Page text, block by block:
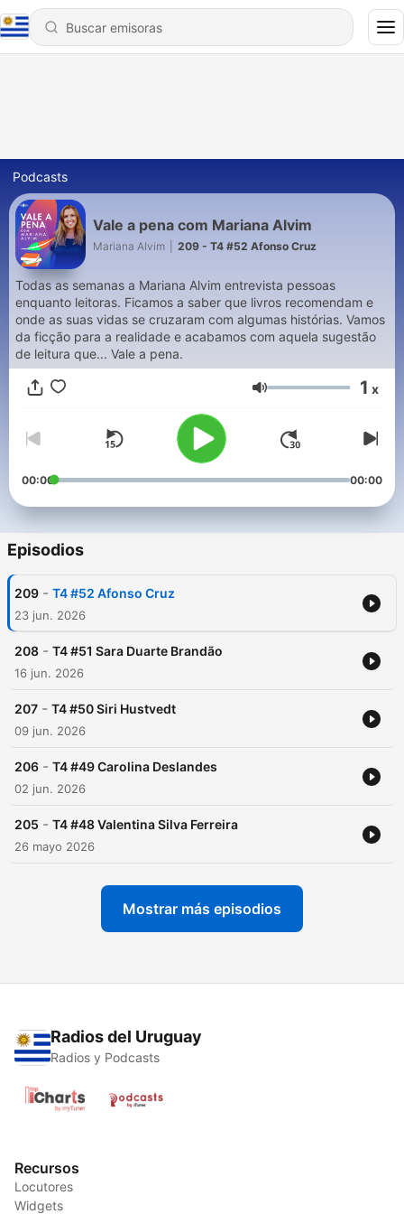
Podcasts
Vale a pena com Mariana Alvim
Mariana Alvim 209 - T4 #52 Afonso Cruz
Todas as semanas a Mariana Alvim entrevista pessoas
enquanto leitoras. Ficamos a saber que livros recomendam e
onde as suas vidas se cruzaram com algumas histórias. Vamos
da ficção para a realidade e acabamos com aquela sugestão
de leitura que... Vale a pena.
Volumen 1 x
00:00 00:00
Episodios
209 - T4 #52 Afonso Cruz
23 jun. 2026
208 - T4 #51 Sara Duarte Brandão
16 jun. 2026
207 - T4 #50 Siri Hustvedt
09 jun. 2026
206 - T4 #49 Carolina Deslandes
02 jun. 2026
205 - T4 #48 Valentina Silva Ferreira
26 mayo 2026
Mostrar más episodios
Radios del Uruguay
Radios y Podcasts
Recursos
Locutores
Widgets